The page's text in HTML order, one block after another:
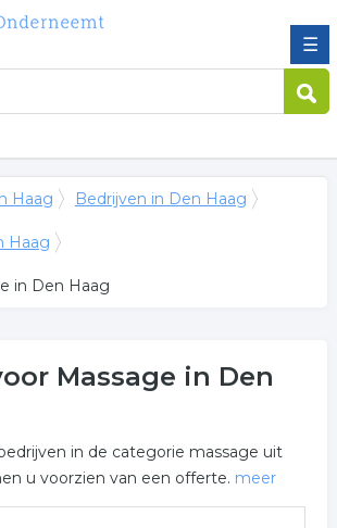
☰
Haag Bedrijven in Den Haag
Haag
in Den Haag
Massage in Den
in de categorie massage uit
u voorzien van een offerte. meer